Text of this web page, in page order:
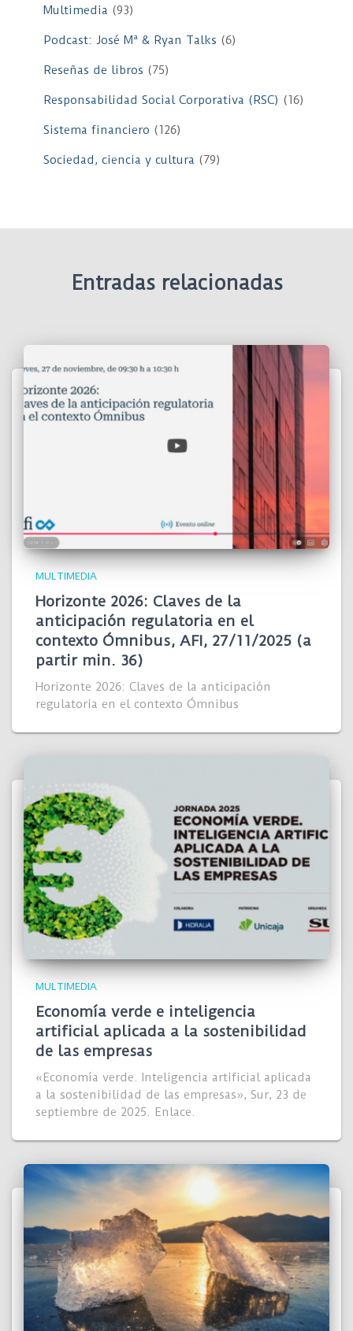
Multimedia (93)
Podcast: José Mª & Ryan Talks (6)
Reseñas de libros (75)
Responsabilidad Social Corporativa (RSC) (16)
Sistema financiero (126)
Sociedad, ciencia y cultura (79)
Entradas relacionadas
MULTIMEDIA
Horizonte 2026: Claves de la
anticipación regulatoria en el
contexto Ómnibus, AFI, 27/11/2025 (a
partir min. 36)
Horizonte 2026: Claves de la anticipación
regulatoria en el contexto Ómnibus
MULTIMEDIA
Economía verde e inteligencia
artificial aplicada a la sostenibilidad
de las empresas
«Economía verde. Inteligencia artificial aplicada
a la sostenibilidad de las empresas», Sur, 23 de
septiembre de 2025. Enlace.